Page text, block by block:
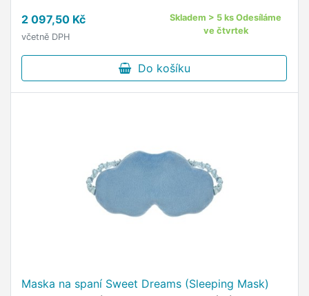
omlazení, vyhlazení …
2 097,50 Kč
včetně DPH
Skladem > 5 ks Odesíláme
ve čtvrtek
Do košíku
Maska na spaní Sweet Dreams (Sleeping Mask)